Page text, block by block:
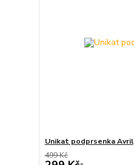
Unikat podprsenka Avril
499 Kč